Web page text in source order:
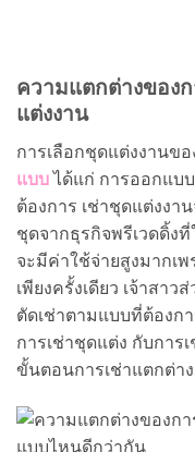
ความแตกต่างของ
แต่งงาน
การเลือกชุดแต่งงานขอ
แบบได้แก่ การออกแบ
ต้องการ เช่าชุดแต่งงา
ชุดจากธุรกิจพรีเวดดิ้ง
จะมีค่าใช้จ่ายสูงมากเ
เพียงครั้งเดียว เจ้าสาว
ตัดเช่าตามแบบที่ต้องก
การเช่าชุดแต่ง กับการ
ขั้นตอนการเช่าแตกต่า